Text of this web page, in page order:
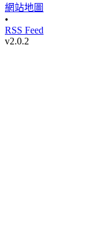
網站地圖
•
RSS Feed
v2.0.2